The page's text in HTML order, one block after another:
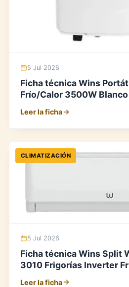
5 Jul 2026
Ficha técnica Wins
Frío/Calor 3500W Blanco
Leer la ficha
CLIMATIZACIÓN
5 Jul 2026
Ficha técnica Wins Split
3010 Frigorías Inverter
Leer la ficha